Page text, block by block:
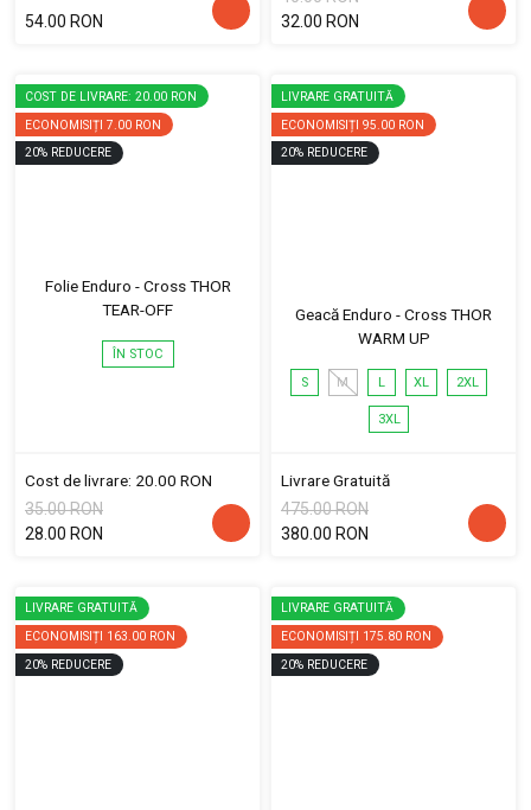
54.00 RON
32.00 RON
COST DE LIVRARE: 20.00 RON
ECONOMISIȚI 7.00 RON
20% REDUCERE
Folie Enduro - Cross THOR
TEAR-OFF
ÎN STOC
Cost de livrare: 20.00 RON
35.00 RON
28.00 RON
LIVRARE GRATUITĂ
ECONOMISIȚI 95.00 RON
20% REDUCERE
Geacă Enduro - Cross THOR
WARM UP
S M L XL 2XL
3XL
Livrare Gratuită
475.00 RON
380.00 RON
LIVRARE GRATUITĂ
ECONOMISIȚI 163.00 RON
20% REDUCERE
LIVRARE GRATUITĂ
ECONOMISIȚI 175.80 RON
20% REDUCERE